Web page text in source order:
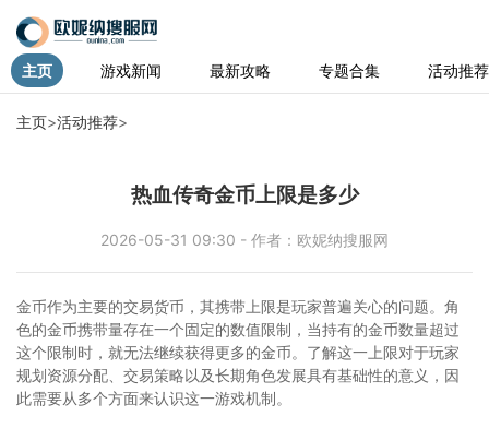
主页 游戏新闻 最新攻略 专题合集 活动推荐
主页>活动推荐>
热血传奇金币上限是多少
2026-05-31 09:30 - 作者：欧妮纳搜服网
金币作为主要的交易货币，其携带上限是玩家普遍关心的问题。角
色的金币携带量存在一个固定的数值限制，当持有的金币数量超过
这个限制时，就无法继续获得更多的金币。了解这一上限对于玩家
规划资源分配、交易策略以及长期角色发展具有基础性的意义，因
此需要从多个方面来认识这一游戏机制。